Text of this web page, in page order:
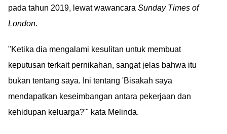
pada tahun 2019, lewat wawancara Sunday Times of
London.
"Ketika dia mengalami kesulitan untuk membuat
keputusan terkait pernikahan, sangat jelas bahwa itu
bukan tentang saya. Ini tentang 'Bisakah saya
mendapatkan keseimbangan antara pekerjaan dan
kehidupan keluarga?'" kata Melinda.